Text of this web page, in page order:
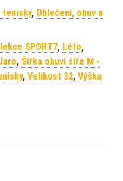
tenisky, Oblečení, obuv a
SPORT7, Léto,
, Šířka obuvi šíře M -
, Velikost 32, Výška